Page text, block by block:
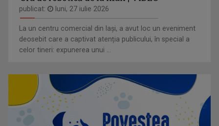
publicat: luni, 27 iulie 2026
La un centru comercial din Iași, a avut loc un eveniment
deosebit care a captivat atenția publicului, în special a
celor tineri: expunerea unui ...